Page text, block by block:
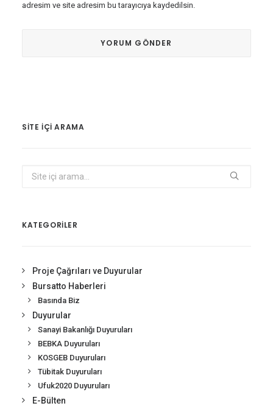
adresim ve site adresim bu tarayıcıya kaydedilsin.
SITE IÇI ARAMA
KATEGORİLER
Proje Çağrıları ve Duyurular
Bursatto Haberleri
Basında Biz
Duyurular
Sanayi Bakanlığı Duyuruları
BEBKA Duyuruları
KOSGEB Duyuruları
Tübitak Duyuruları
Ufuk2020 Duyuruları
E-Bülten